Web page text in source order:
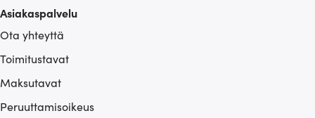
Asiakaspalvelu
Ota yhteyttä
Toimitustavat
Maksutavat
Peruuttamisoikeus